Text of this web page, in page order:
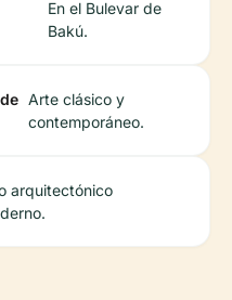
En el Bulevar de
Bakú.
Arte clásico y
contemporáneo.
arquitectónico